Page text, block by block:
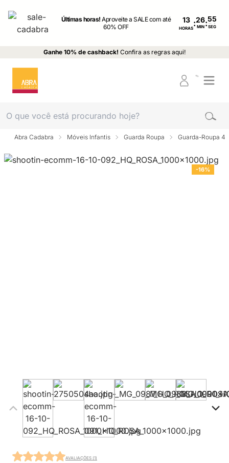
Últimas horas!Aproveite a SALE com até
60% OFF
13
HORAS: MIN : SEG
Ganhe 10% de cashback! Confira as regras aqui!
Abra Cadabra Móveis Infantis Guarda Roupa Guarda-Roupa 4
-16%
AVALIAÇÕES (1)